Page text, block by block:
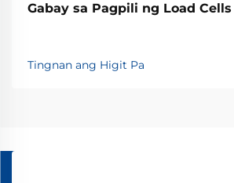
Gabay sa Pagpili ng Load Cells
Tingnan ang Higit Pa